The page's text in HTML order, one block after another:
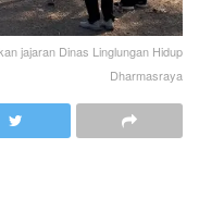
jajaran Dinas Linglungan Hidup
Dharmasraya